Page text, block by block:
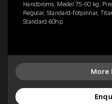
Handbroms, Medel 75-90 kg,
Regular, Standard-fotpinnar,
Standard 60hp
More